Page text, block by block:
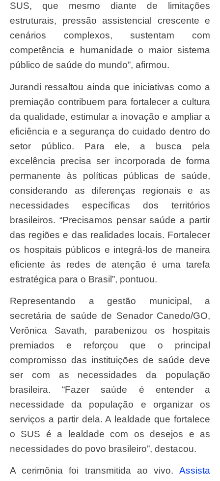
SUS, que mesmo diante de limitações
estruturais, pressão assistencial crescente e
cenários complexos, sustentam com
competência e humanidade o maior sistema
público de saúde do mundo”, afirmou.
Jurandi ressaltou ainda que iniciativas como a
premiação contribuem para fortalecer a cultura
da qualidade, estimular a inovação e ampliar a
eficiência e a segurança do cuidado dentro do
setor público. Para ele, a busca pela
excelência precisa ser incorporada de forma
permanente às políticas públicas de saúde,
considerando as diferenças regionais e as
necessidades específicas dos territórios
brasileiros. “Precisamos pensar saúde a partir
das regiões e das realidades locais. Fortalecer
os hospitais públicos e integrá-los de maneira
eficiente às redes de atenção é uma tarefa
estratégica para o Brasil”, pontuou.
Representando a gestão municipal, a
secretária de saúde de Senador Canedo/GO,
Verônica Savath, parabenizou os hospitais
premiados e reforçou que o principal
compromisso das instituições de saúde deve
ser com as necessidades da população
brasileira. “Fazer saúde é entender a
necessidade da população e organizar os
serviços a partir dela. A lealdade que fortalece
o SUS é a lealdade com os desejos e as
necessidades do povo brasileiro”, destacou.
A cerimônia foi transmitida ao vivo. Assista